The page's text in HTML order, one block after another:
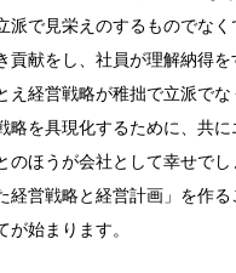
派で見栄えのするものでなく
貢献をし、社員が理解納得
え経営戦略が稚拙で立派で
略を具現化するために、共
のほうが会社として幸せでし
経営戦略と経営計画」を作る
が始まります。